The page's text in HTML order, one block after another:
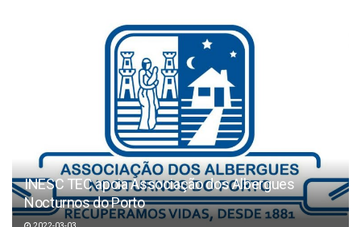
INESC TEC apoia Associação dos Albergues
Nocturnos do Porto